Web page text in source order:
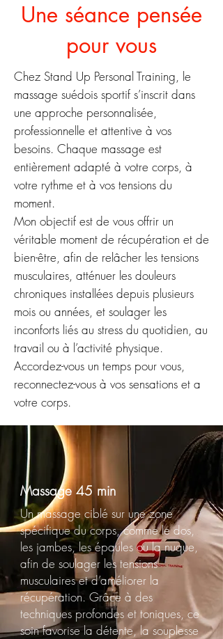
Une séance pensée
pour vous
Chez Stand Up Personal Training, le
massage suédois sportif s’inscrit dans
une approche personnalisée,
professionnelle et attentive à vos
besoins. Chaque massage est
entièrement adapté à votre corps, à
votre rythme et à vos tensions du
moment.
Mon objectif est de vous offrir un
véritable moment de récupération et de
bien-être, afin de relâcher les tensions
musculaires, atténuer les douleurs
chroniques installées depuis plusieurs
mois ou années, et soulager les
inconforts liés au stress du quotidien, au
travail ou à l’activité physique.
Accordez-vous un temps pour vous,
reconnectez-vous à vos sensations et a
votre corps.
Massage 45 min
Un massage ciblé sur une zone
spécifique du corps, comme le dos,
les jambes, les épaules ou la nuque,
afin de soulager les tensions
musculaires et d’améliorer la
récupération. Grâce à des
techniques profondes et toniques, ce
soin favorise la détente, la souplesse